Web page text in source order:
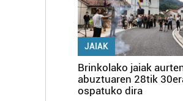
JAIAK
Brinkolako jaiak
abuztuaren 28tik
ospatuko dira